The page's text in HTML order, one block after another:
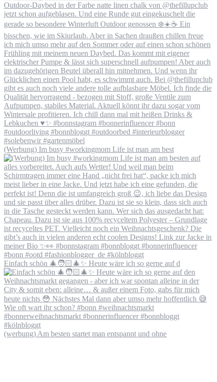
(Werbung) Im busy #workingmom Life ist man am best
Einfach schön 🎄🧑🏻‍🎄✨ Heute wäre ich so gerne auf d
(werbung) Am besten startet man entspannt und ohne